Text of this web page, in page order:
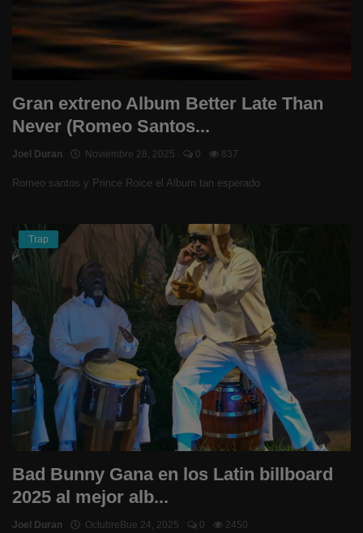
Gran extreno Album Better Late Than
Never (Romeo Santos...
Joel Duran Noviembre 28, 2025 0 837
Romeo santos y Prince Roice el Album tan esperado
Trap
Bad Bunny Gana en los Latin billboard
2025 al mejor alb...
Joel Duran OctubreBue 24, 2025 0 2450